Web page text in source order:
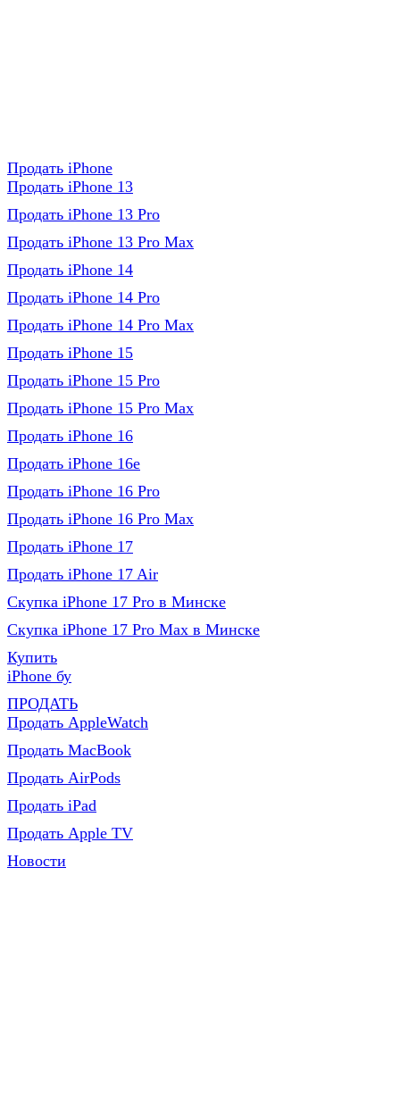
Продать iPhone
Продать iPhone 13
Продать iPhone 13 Pro
Продать iPhone 13 Pro Max
Продать iPhone 14
Продать iPhone 14 Pro
Продать iPhone 14 Pro Max
Продать iPhone 15
Продать iPhone 15 Pro
Продать iPhone 15 Pro Max
Продать iPhone 16
Продать iPhone 16e
Продать iPhone 16 Pro
Продать iPhone 16 Pro Max
Продать iPhone 17
Продать iPhone 17 Air
Скупка iPhone 17 Pro в Минске
Скупка iPhone 17 Pro Max в Минске
Купить
iPhone бу
ПРОДАТЬ
Продать AppleWatch
Продать MacBook
Продать AirPods
Продать iPad
Продать Apple TV
Новости